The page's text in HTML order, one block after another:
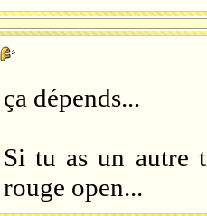
ça dépends...
Si tu as un autre
rouge open...